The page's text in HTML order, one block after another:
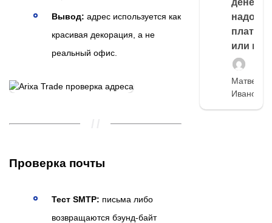
Вывод: адрес используется как
красивая декорация, а не
реальный офис.
Проверка почты
Тест SMTP: письма либо
возвращаются бэунд‑байт
денег,
надо
платить
или
Матвей
Иванов